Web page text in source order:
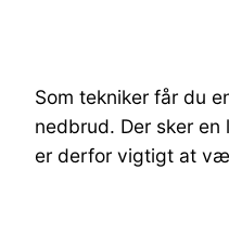
Som tekniker får du
nedbrud. Der sker
er derfor vigtigt at